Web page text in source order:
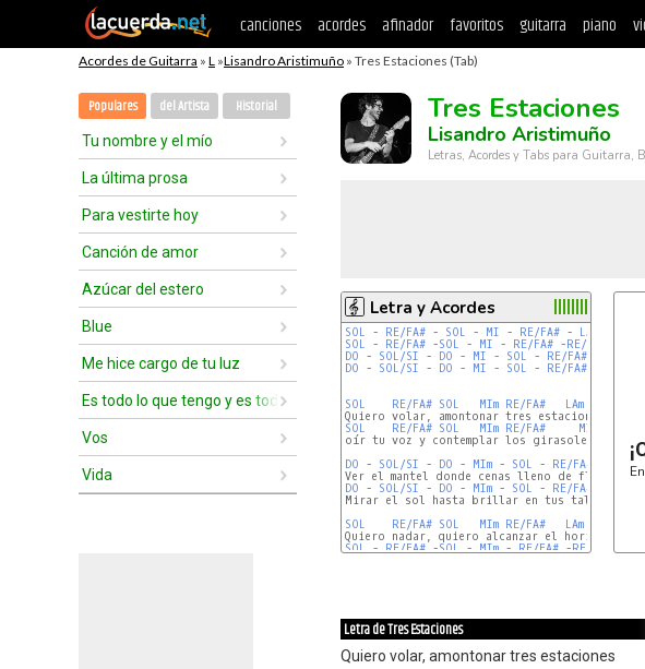
canciones acordes afinador favoritos guitarra piano
Acordes de Guitarra » L »Lisandro Aristimuño » Tres Estaciones (Tab)
Populares del Artista Historial
Tu nombre y el mío
La última prosa
Para vestirte hoy
Canción de amor
Azúcar del estero
Blue
Me hice cargo de tu luz
Es todo lo que tengo y es todo lo que hay
Vos
Vida
Tres Estaciones
Lisandro Aristimuño
Letras, Acordes y Tabs para Guitarra,
Letra y Acordes
SOL - RE/FA# - SOL - MI - RE/FA# - LA
SOL - RE/FA# -SOL - MI - RE/FA# -RE/FA#
DO - SOL/SI - DO - MI - SOL - RE/FA#
DO - SOL/SI - DO - MI - SOL - RE/FA#
SOL RE/FA# SOL MIm RE/FA# LAm
SOL
RE/FA# SOL MIm RE/FA#
MIm
oír tu voz y contemplar los girasoles.
DO - SOL/SI - DO - MIm - SOL - RE/FA#
DO - SOL/SI - DO - MIm - SOL - RE/FA#
Mirar el sol hasta brillar en tus talones.
SOL
RE/FA# SOL MIm RE/FA# LAm
SOL
- RE/FA# -SOL - MIm - RE/FA# -RE/FA# -
Letra de Tres Estaciones
Quiero volar, amontonar tres estaciones